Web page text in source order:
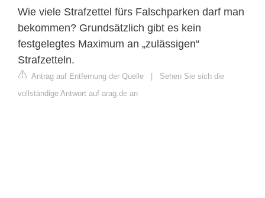
Wie viele Strafzettel fürs Falschparken darf man
bekommen? Grundsätzlich gibt es kein
festgelegtes Maximum an „zulässigen“
Strafzetteln.
Antrag auf Entfernung der Quelle
Sehen Sie sich die
vollständige Antwort auf arag.de an